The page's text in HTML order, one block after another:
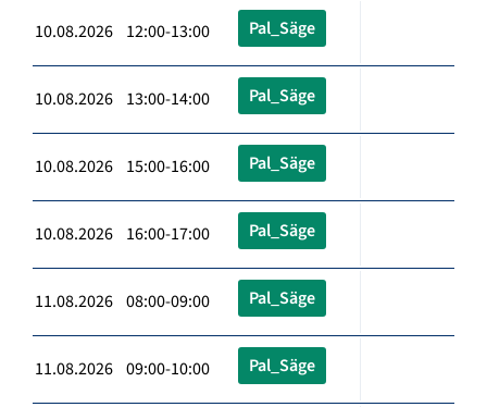
10.08.2026 12:00-13:00 Pal_Säge
10.08.2026 13:00-14:00 Pal_Säge
10.08.2026 15:00-16:00 Pal_Säge
10.08.2026 16:00-17:00 Pal_Säge
11.08.2026 08:00-09:00 Pal_Säge
11.08.2026 09:00-10:00 Pal_Säge